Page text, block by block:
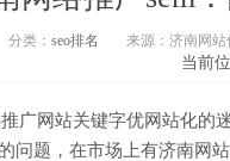
分类： seo排名 来源：济南网站
当前
广网站关键字优网站化的
问题，在市场上有济南网